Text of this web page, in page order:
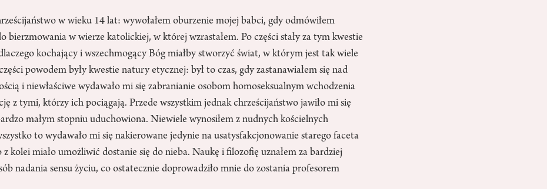
w wieku 14 lat: wywołałem oburzenie mojej babci, gdy odmówiłem
bierzmowania w wierze katolickiej, w której wzrastałem. Po części stały za tym kwestie
kochający i wszechmogący Bóg miałby stworzyć świat, w którym jest tak wiele
powodem były kwestie natury etycznej: był to czas, gdy zastanawiałem się nad
i niewłaściwe wydawało mi się zabranianie osobom homoseksualnym wchodzenia
z tymi, którzy ich pociągają. Przede wszystkim jednak chrześcijaństwo jawiło mi się
małym stopniu uduchowiona. Niewiele wynosiłem z nudnych kościelnych
to wydawało mi się nakierowane jedynie na usatysfakcjonowanie starego faceta
z kolei miało umożliwić dostanie się do nieba. Naukę i filozofię uznałem za bardziej
nadania sensu życiu, co ostatecznie doprowadziło mnie do zostania profesorem